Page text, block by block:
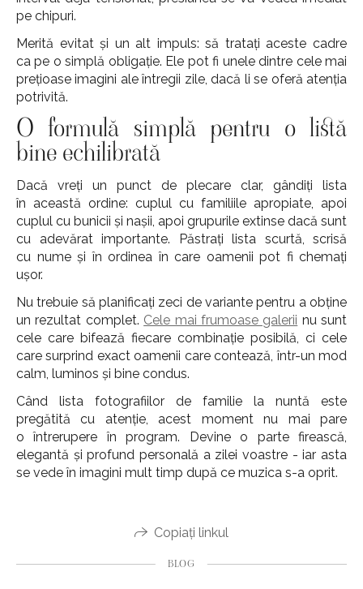
pe chipuri.
Merită evitat și un alt impuls: să tratați aceste cadre
ca pe o simplă obligație. Ele pot fi unele dintre cele mai
prețioase imagini ale întregii zile, dacă li se oferă atenția
potrivită.
O formulă simplă pentru o listă
bine echilibrată
Dacă vreți un punct de plecare clar, gândiți lista
în această ordine: cuplul cu familiile apropiate, apoi
cuplul cu bunicii și nașii, apoi grupurile extinse dacă sunt
cu adevărat importante. Păstrați lista scurtă, scrisă
cu nume și în ordinea în care oamenii pot fi chemați
ușor.
Nu trebuie să planificați zeci de variante pentru a obține
un rezultat complet. Cele mai frumoase galerii nu sunt
cele care bifează fiecare combinație posibilă, ci cele
care surprind exact oamenii care contează, într-un mod
calm, luminos și bine condus.
Când lista fotografiilor de familie la nuntă este
pregătită cu atenție, acest moment nu mai pare
o întrerupere în program. Devine o parte firească,
elegantă și profund personală a zilei voastre - iar asta
se vede în imagini mult timp după ce muzica s-a oprit.
Copiați linkul
BLOG